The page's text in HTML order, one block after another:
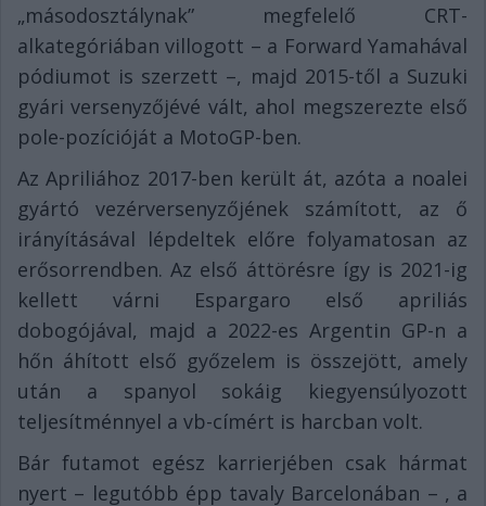
„másodosztálynak” megfelelő CRT-
alkategóriában villogott – a Forward Yamahával
pódiumot is szerzett –, majd 2015-től a Suzuki
gyári versenyzőjévé vált, ahol megszerezte első
pole-pozícióját a MotoGP-ben.
Az Apriliához 2017-ben került át, azóta a noalei
gyártó vezérversenyzőjének számított, az ő
irányításával lépdeltek előre folyamatosan az
erősorrendben. Az első áttörésre így is 2021-ig
kellett várni Espargaro első apriliás
dobogójával, majd a 2022-es Argentin GP-n a
hőn áhított első győzelem is összejött, amely
után a spanyol sokáig kiegyensúlyozott
teljesítménnyel a vb-címért is harcban volt.
Bár futamot egész karrierjében csak hármat
nyert – legutóbb épp tavaly Barcelonában – , a